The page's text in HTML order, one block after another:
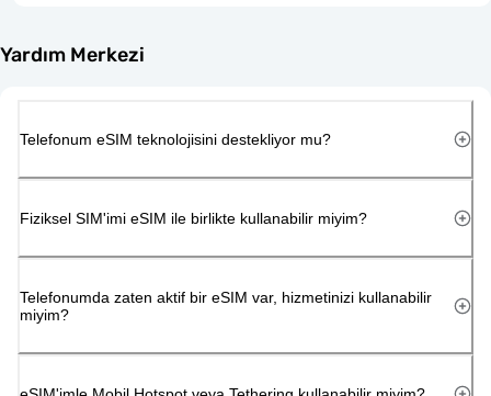
Yardım Merkezi
Telefonum eSIM teknolojisini destekliyor mu?
Fiziksel SIM'imi eSIM ile birlikte kullanabilir miyim?
Telefonumda zaten aktif bir eSIM var, hizmetinizi kullanabilir
miyim?